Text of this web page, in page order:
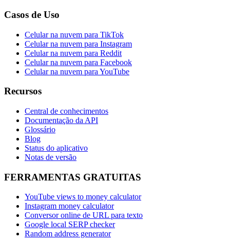
Casos de Uso
Celular na nuvem para TikTok
Celular na nuvem para Instagram
Celular na nuvem para Reddit
Celular na nuvem para Facebook
Celular na nuvem para YouTube
Recursos
Central de conhecimentos
Documentação da API
Glossário
Blog
Status do aplicativo
Notas de versão
FERRAMENTAS GRATUITAS
YouTube views to money calculator
Instagram money calculator
Conversor online de URL para texto
Google local SERP checker
Random address generator